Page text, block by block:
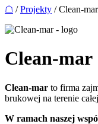
☖ /Projekty /Clean-mar
Clean-mar
Clean-mar to firma
brukowej na terenie
W ramach naszej